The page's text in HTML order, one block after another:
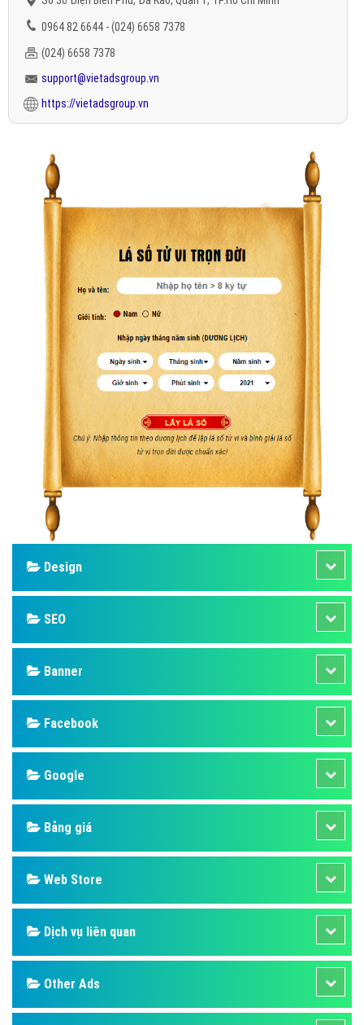
0964 82 6644 - (024) 6658 7378
(024) 6658 7378
support@vietadsgroup.vn
https://vietadsgroup.vn
Design
SEO
Banner
Facebook
Google
Bảng giá
Web Store
Dịch vụ liên quan
Other Ads